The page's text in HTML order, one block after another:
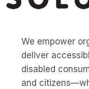
We empower
deliver
disabled
and